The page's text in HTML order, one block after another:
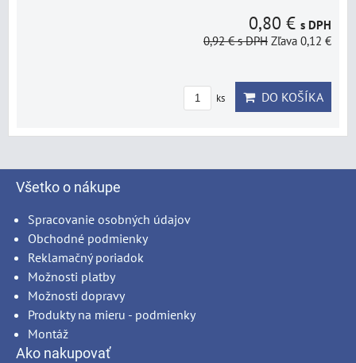
0,80 € s DPH
0,92 €s DPH Zľava 0,12 €
ks DO KOŠÍKA
Všetko o nákupe
Spracovanie osobných údajov
Obchodné podmienky
Reklamačný poriadok
Možnosti platby
Možnosti dopravy
Produkty na mieru - podmienky
Montáž
Ako nakupovať